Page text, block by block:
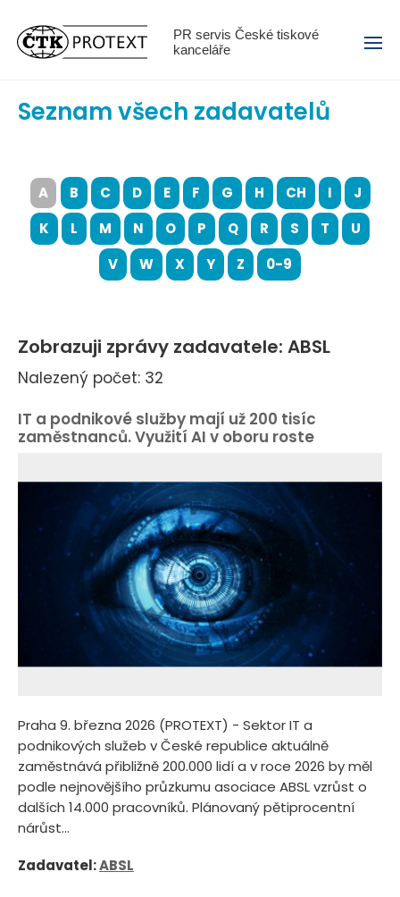
PR servis České tiskové
kanceláře
Menu
Seznam všech zadavatelů
A B C D E F G H CH I
J
K
L M N O P Q R S T
U
V
W X Y Z 0-9
Zobrazuji zprávy zadavatele: ABSL
Nalezený počet: 32
IT a podnikové služby mají už 200 tisíc
zaměstnanců. Využití AI v oboru roste
Praha 9. března 2026 (PROTEXT) - Sektor IT a
podnikových služeb v České republice aktuálně
zaměstnává přibližně 200.000 lidí a v roce 2026 by měl
podle nejnovějšího průzkumu asociace ABSL vzrůst o
dalších 14.000 pracovníků. Plánovaný pětiprocentní
nárůst...
Zadavatel:ABSL